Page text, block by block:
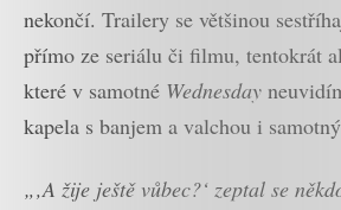
nekončí. Trailery se většinou
přímo ze seriálu či filmu, tentokrát
které v samotné Wednesday
kapela s banjem a valchou i
„‚A žije ještě vůbec?‘ zeptal se